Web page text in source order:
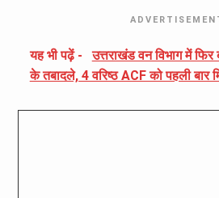
यह भी पढ़ें -
उत्तराखंड वन विभाग में
के तबादले, 4 वरिष्ठ ACF को पहली बार